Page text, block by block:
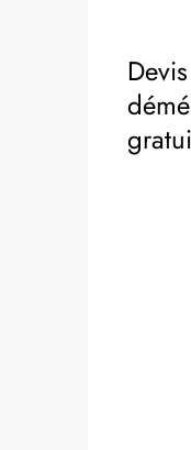
Devis